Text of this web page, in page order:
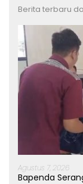
Berita terbaru
Agustus 7, 2026
Bapenda